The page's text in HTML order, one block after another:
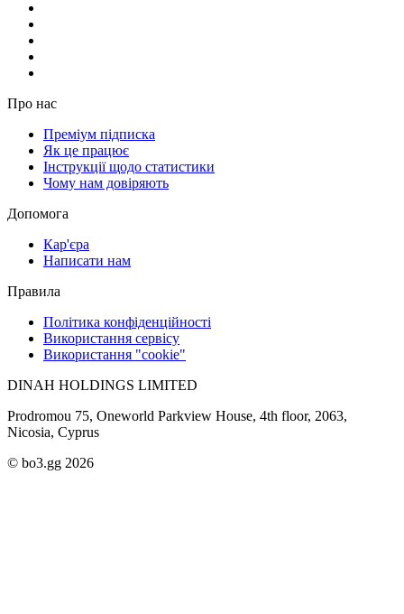
Про нас
Преміум підписка
Як це працює
Інструкції щодо статистики
Чому нам довіряють
Допомога
Кар'єра
Написати нам
Правила
Політика конфіденційності
Використання сервісу
Використання "cookie"
DINAH HOLDINGS LIMITED
Prodromou 75, Oneworld Parkview House, 4th floor, 2063,
Nicosia, Cyprus
© bo3.gg 2026